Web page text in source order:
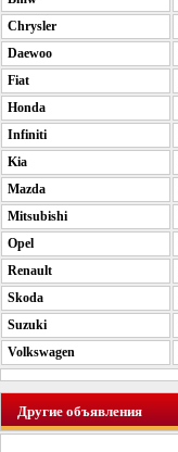
Chrysler
Daewoo
Fiat
Honda
Infiniti
Kia
Mazda
Mitsubishi
Opel
Renault
Skoda
Suzuki
Volkswagen
Другие объявления